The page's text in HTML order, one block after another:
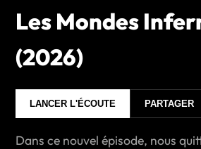
Les Mondes
(2026)
LANCER L'ÉCOUTE PARTAGER
Dans ce nouvel épisode, nous